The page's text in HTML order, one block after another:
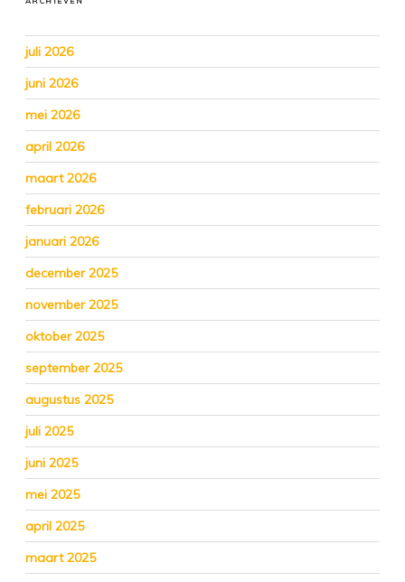
juli 2026
juni 2026
mei 2026
april 2026
maart 2026
februari 2026
januari 2026
december 2025
november 2025
oktober 2025
september 2025
augustus 2025
juli 2025
juni 2025
mei 2025
april 2025
maart 2025